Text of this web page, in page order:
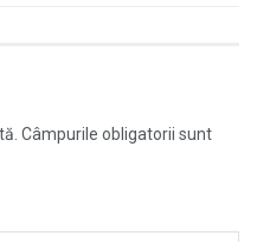
Câmpurile obligatorii sunt